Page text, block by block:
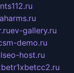
ev-gallery.ru
demo.ru
host.ru